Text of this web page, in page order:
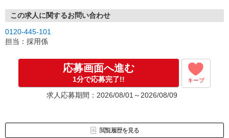
この求人に関するお問い合わせ
0120-445-101
担当：採用係
応募画面へ進む
1分で応募完了!! キープ
求人応募期間：2026/08/01～2026/08/09
閲覧履歴を見る